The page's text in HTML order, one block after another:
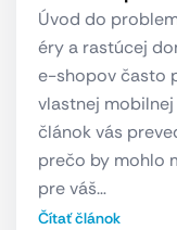
Úvod do
éry a rastúcej
e-shopov často
vlastnej
článok vás
prečo by mohlo
pre váš…
Čítať článok